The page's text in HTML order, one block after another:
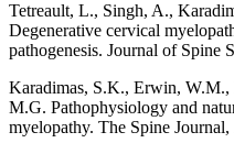
Tetreault, L., Singh, A.,
Degenerative cervical
pathogenesis. Journal of Spine
Karadimas, S.K., Erwin,
M.G. Pathophysiology and
myelopathy. The Spine